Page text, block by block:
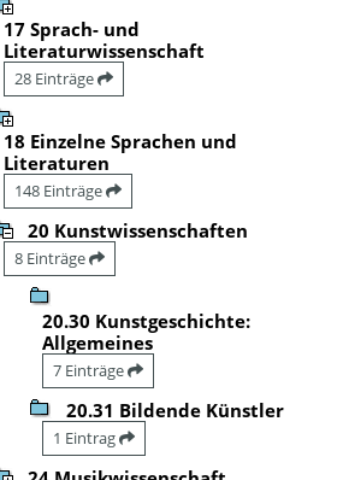
17 Sprach- und
Literaturwissenschaft
28 Einträge
18 Einzelne Sprachen und
Literaturen
148 Einträge
20 Kunstwissenschaften
8 Einträge
20.30 Kunstgeschichte:
Allgemeines
7 Einträge
20.31 Bildende Künstler
1 Eintrag